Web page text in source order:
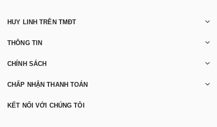
HUY LINH TRÊN TMĐT
THÔNG TIN
CHÍNH SÁCH
CHẤP NHẬN THANH TOÁN
KẾT NỐI VỚI CHÚNG TÔI